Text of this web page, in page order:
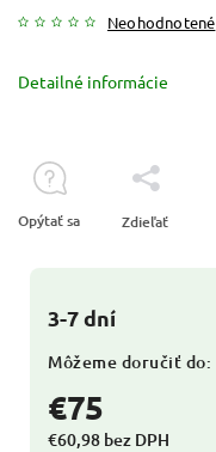
Neohodnotené
€75
€60,98 bez DPH
3-7 dní
Môžeme doručiť do:
Detailné informácie
Opýtať sa Zdieľať